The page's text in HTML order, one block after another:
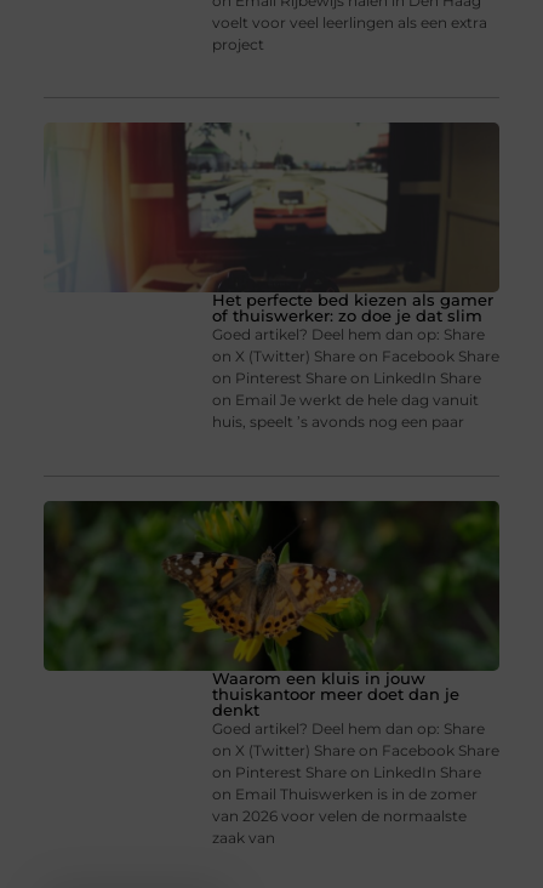
voelt voor veel leerlingen als een extra
project
Het perfecte bed kiezen als gamer
of thuiswerker: zo doe je dat slim
Goed artikel? Deel hem dan op: Share
on X (Twitter) Share on Facebook Share
on Pinterest Share on LinkedIn Share
on Email Je werkt de hele dag vanuit
huis, speelt ’s avonds nog een paar
Waarom een kluis in jouw
thuiskantoor meer doet dan je
denkt
Goed artikel? Deel hem dan op: Share
on X (Twitter) Share on Facebook Share
on Pinterest Share on LinkedIn Share
on Email Thuiswerken is in de zomer
van 2026 voor velen de normaalste
zaak van